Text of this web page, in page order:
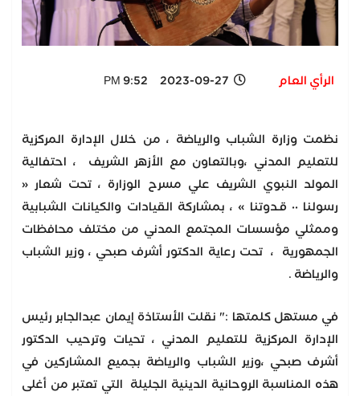
الرأي العام 2023-09-27 9:52 PM
نظمت وزارة الشباب والرياضة ، من خلال الإدارة المركزية
للتعليم المدني ،وبالتعاون مع الأزهر الشريف ، احتفالية
المولد النبوي الشريف علي مسرح الوزارة ، تحت شعار «
رسولنا ٠٠ قـدوتنا » ، بمشاركة القيادات والكيانات الشبابية
وممثلي مؤسسات المجتمع المدني من مختلف محافظات
الجمهورية ، تحت رعاية الدكتور أشرف صبحي ، وزير الشباب
والرياضة .
في مستهل كلمتها :" نقلت الأستاذة إيمان عبدالجابر رئيس
الإدارة المركزية للتعليم المدني ، تحيات وترحيب الدكتور
أشرف صبحي ،وزير الشباب والرياضة بجميع المشاركين في
هذه المناسبة الروحانية الدينية الجليلة التي تعتبر من أغلى